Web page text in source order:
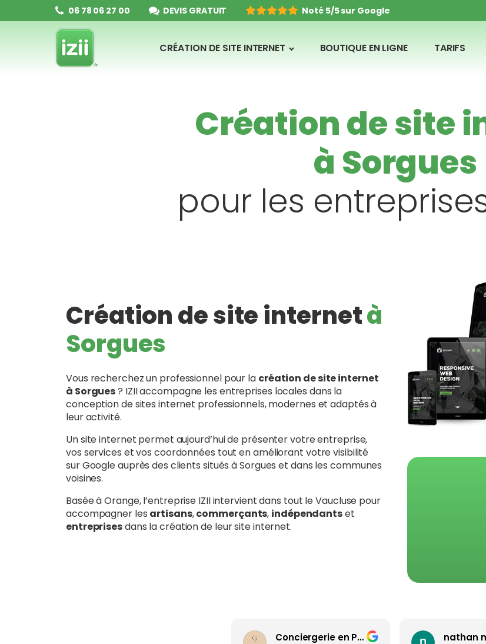
06 78 06 27 00 DEVIS GRATUIT Noté 5/5 sur Google
CRÉATION DE SITE INTERNET BOUTIQUE EN LIGNE TARIFS
Création de site
à Sorgues
pour les
Création de site internetà
Sorgues
Vous recherchez un professionnel pour la création de site internet
à Sorgues? IZII accompagne les entreprises locales dans la
conception de sites internet professionnels, modernes et adaptés à
leur activité.
Un site internet permet aujourd’hui de présenter votre entreprise,
vos services et vos coordonnées tout en améliorant votre visibilité
sur Google auprès des clients situés à Sorgues et dans les communes
voisines.
Basée à Orange, l’entreprise IZII intervient dans tout le Vaucluse pour
accompagner les artisans,commerçants, indépendantset
entreprisesdans la création de leur site internet.
Conciergerie en Provence nathan